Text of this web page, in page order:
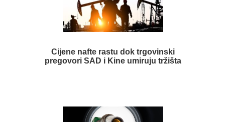
Cijene nafte rastu dok trgovinski
pregovori SAD i Kine umiruju tržišta